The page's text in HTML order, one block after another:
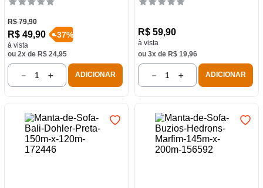
R$ 79,90
R$ 49,90
à vista
-37%
ou 2x de R$ 24,95
＋
－ ADICIONAR
R$ 59,90
à vista
ou 3x de R$ 19,96
＋
－ ADICIONAR